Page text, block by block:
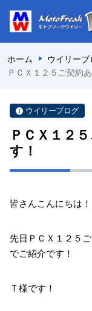
ホーム
ウイリーブ
ＰＣＸ１２５ご契約
ウイリーブログ
ＰＣＸ１２
す！
皆さんこんにちは！
先日ＰＣＸ１２５
でご紹介です！
Ｔ様です！